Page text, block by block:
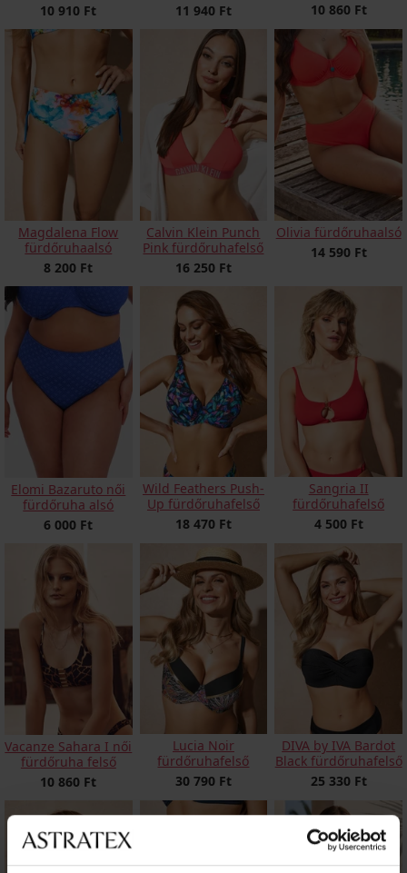
10 910 Ft
11 940 Ft
10 860 Ft
Magdalena Flow
fürdőruhaalsó
8 200 Ft
Calvin Klein Punch
Pink fürdőruhafelső
16 250 Ft
Olivia fürdőruhaalsó
14 590 Ft
Elomi Bazaruto női
fürdőruha alsó
6 000 Ft
Wild Feathers Push-
Up fürdőruhafelső
18 470 Ft
Sangria II
fürdőruhafelső
4 500 Ft
Vacanze Sahara I női
fürdőruha felső
10 860 Ft
Lucia Noir
fürdőruhafelső
30 790 Ft
DIVA by IVA Bardot
Black fürdőruhafelső
25 330 Ft